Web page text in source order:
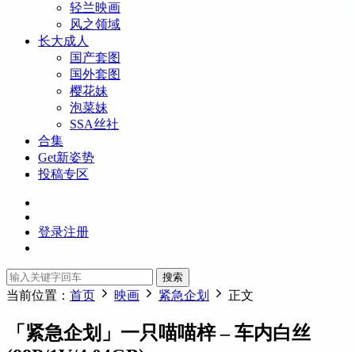
轻兰映画
风之领域
长大成人
国产套图
国外套图
樱花妹
泡菜妹
SSA丝社
合集
Get新姿势
投稿专区
登录注册
搜索
当前位置： 首页 映画 紧急企划 正文
「紧急企划」一只喵喵梓 – 车内白丝